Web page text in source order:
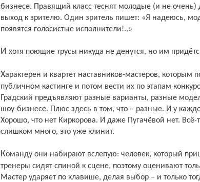
бизнесе. Правящий класс теснят молодые (и не
выход к зрителю. Один зритель пишет: «Я надеюсь,
появятся голосистые исполнители!..»
И хотя поющие трусы никуда не денутся, но им
Характерен и квартет наставников-мастеров, которым поручено отобрать таланты на
публичном кастинге и потом вести их по этапам
Градский предъявляют разные варианты, разные
шоу-бизнесе. Плюс здесь в том, что – разные. И у
Хорошо, что нет Киркорова. И даже Пугачёвой нет. Всё-
слишком много, это уже клинит.
Команду они набирают вслепую: человек, который пришёл на прослушивание, поёт, а
тренеры сидят спиной к сцене, поэтому оценивают
Мастер ударяет по клавише, делая выбор – и только